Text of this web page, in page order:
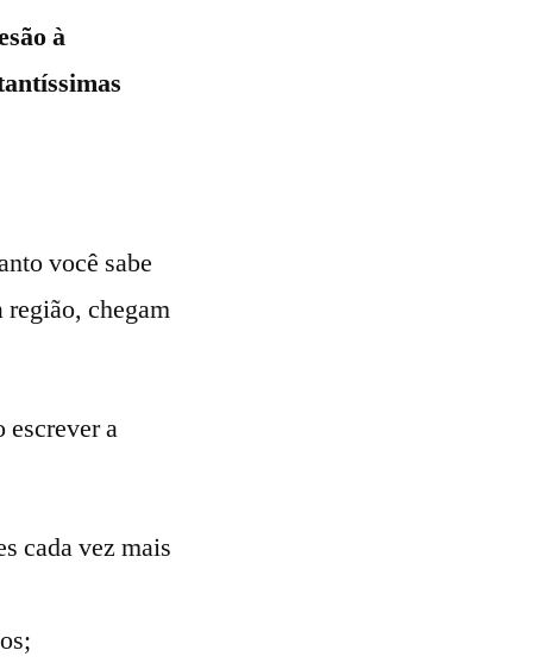
à
você sabe
região, chegam
escrever a
cada vez mais